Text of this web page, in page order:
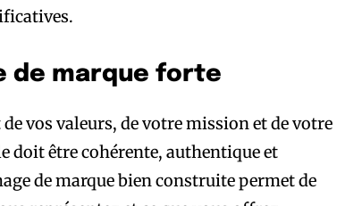
de marque forte
vos valeurs, de votre mission et de votre
doit être cohérente, authentique et
de marque bien construite permet de